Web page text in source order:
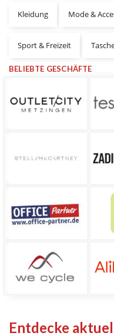
Kleidung Mode &
Sport & Freizeit
BELIEBTE GESCHÄFTE
Entdecke